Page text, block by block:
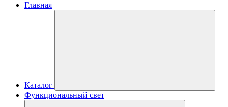
Главная
Каталог
Функциональный свет